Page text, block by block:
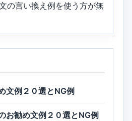
の言い換え例を使う方が無
文例２０選とNG例
お勧め文例２０選とNG例